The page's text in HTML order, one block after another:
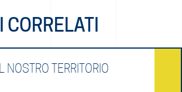
CORRELATI
NOSTRO TERRITORIO